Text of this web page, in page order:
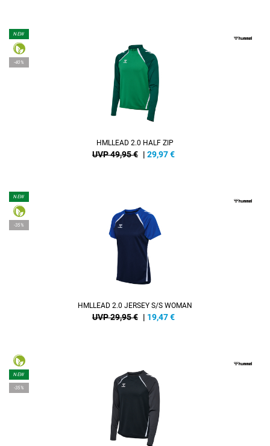
NEW
-40%
HMLLEAD 2.0 HALF ZIP
UVP 49,95 € | 29,97€
NEW
-35%
HMLLEAD 2.0 JERSEY S/S WOMAN
UVP 29,95 € | 19,47€
NEW
-35%